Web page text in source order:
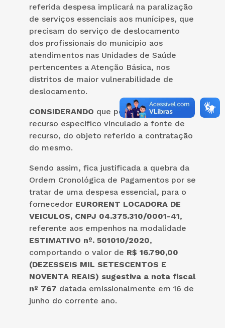
referida despesa implicará na paralização
de serviços essenciais aos munícipes, que
precisam do serviço de deslocamento
dos profissionais do município aos
atendimentos nas Unidades de Saúde
pertencentes a Atenção Básica, nos
distritos de maior vulnerabilidade de
deslocamento.
CONSIDERANDO que por se tratar de
recurso especifico vinculado a fonte de
recurso, do objeto referido a contratação
do mesmo.
Sendo assim, fica justificada a quebra da
Ordem Cronológica de Pagamentos por se
tratar de uma despesa essencial, para o
fornecedor EURORENT LOCADORA DE
VEICULOS, CNPJ 04.375.310/0001-41,
referente aos empenhos na modalidade
ESTIMATIVO nº. 501010/2020,
comportando o valor de R$ 16.790,00
(DEZESSEIS MIL SETESCENTOS E
NOVENTA REAIS) sugestiva a nota fiscal
nº 767 datada emissionalmente em 16 de
junho do corrente ano.